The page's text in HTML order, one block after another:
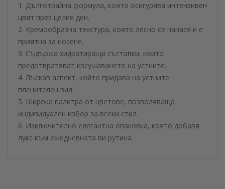
1. Дълготрайна формула, която осигурява интензивен
цвят през целия ден.
2. Кремообразна текстура, която лесно се нанася и е
приятна за носене.
3. Съдържа хидратиращи съставки, които
предотвратяват изсушаването на устните.
4. Лъскав аспект, който придава на устните
пленителен вид.
5. Широка палитра от цветове, позволяваща
индивидуален избор за всеки стил.
6. Изключително елегантна опаковка, която добавя
лукс към ежедневната ви рутина.